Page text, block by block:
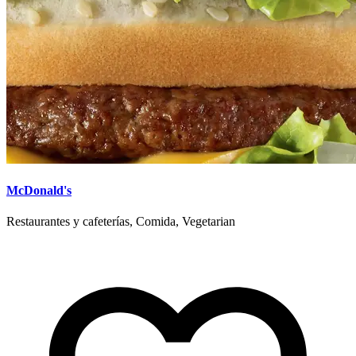
McDonald's
Restaurantes y cafeterías, Comida, Vegetarian